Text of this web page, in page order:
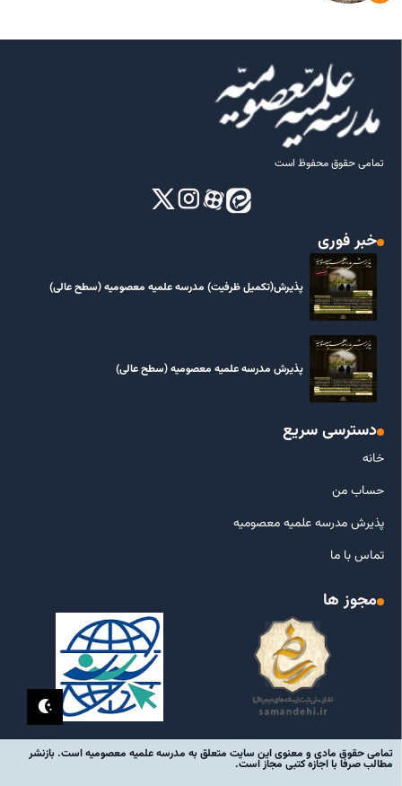
تمامی حقوق محفوظ است
خبر فوری
پذیرش(تکمیل ظرفیت) مدرسه علمیه معصومیه‌ (سطح عالی)
پذیرش مدرسه علمیه معصومیه‌ (سطح عالی)
دسترسی سریع
خانه
حساب من
پذیرش مدرسه علمیه معصومیه
تماس با ما
مجوز ها
تمامی حقوق مادی و معنوی این سایت متعلق به مدرسه علمیه معصومیه است. بازنشر
مطالب صرفا با اجازه کتبی مجاز است.